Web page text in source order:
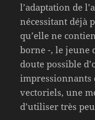
l’adaptation de
nécessitant déjà
qu’elle ne
borne -, le jeune
doute possible
impressionnants
vectoriels, une
d’utiliser très